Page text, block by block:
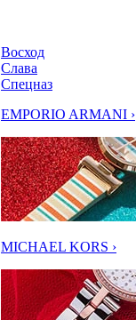
Восход
Слава
Спецназ
EMPORIO ARMANI ›
MICHAEL KORS ›